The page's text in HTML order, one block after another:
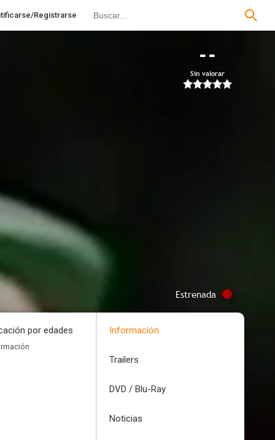
Registrarse
--
Sin valorar
Estrenada
por edades Información
Trailers
DVD / Blu-Ray
Noticias